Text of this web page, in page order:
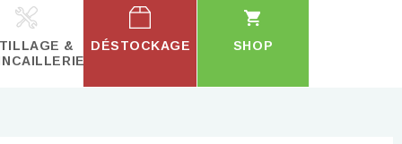
&
DÉSTOCKAGE SHOP